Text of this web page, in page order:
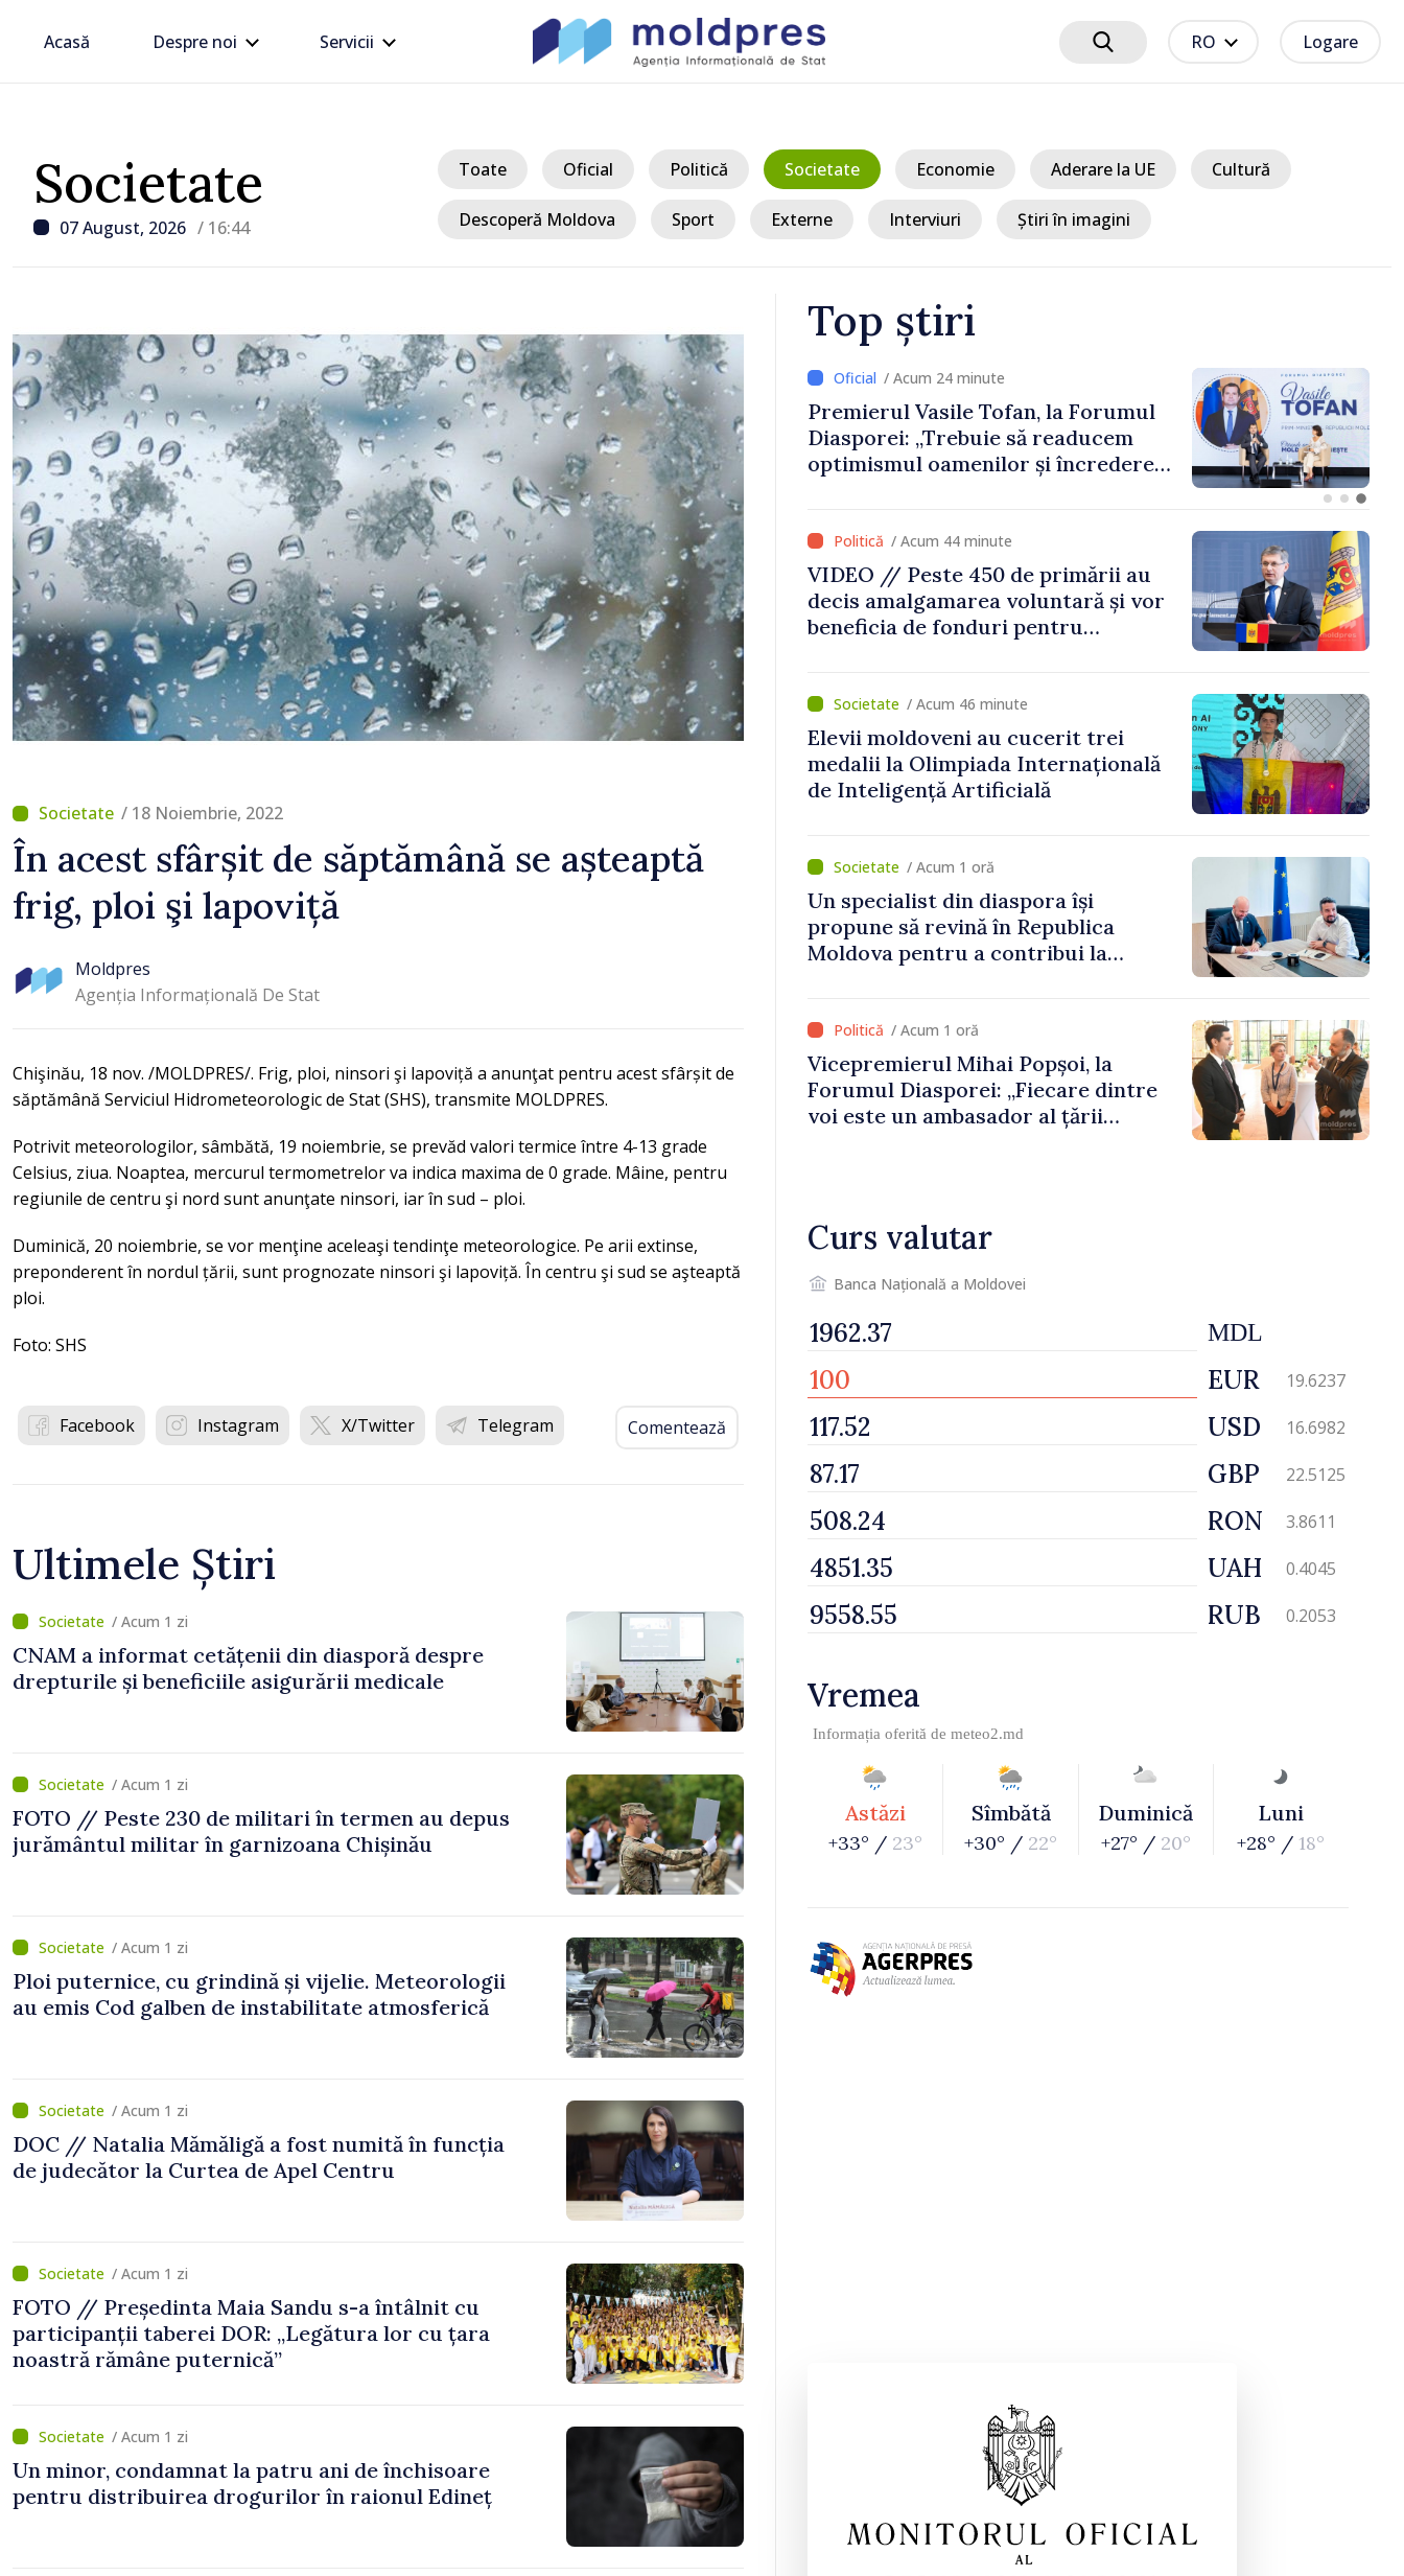
Acasă Despre noi Servicii RO Logare
Societate
07 August, 2026 / 16:44
Toate Oficial Politică Societate Economie Aderare la UE Cultură
Descoperă Moldova Sport Externe Interviuri Știri în imagini
/ 18 Noiembrie, 2022
În acest sfârșit de săptămână se așteaptă
frig, ploi şi lapoviță
Moldpres
Agenția Informațională De Stat
Chişinău, 18 nov. /MOLDPRES/. Frig, ploi, ninsori şi lapoviță a anunţat pentru acest sfârșit de
săptămână Serviciul Hidrometeorologic de Stat (SHS), transmite MOLDPRES.
Potrivit meteorologilor, sâmbătă, 19 noiembrie, se prevăd valori termice între 4-13 grade
Celsius, ziua. Noaptea, mercurul termometrelor va indica maxima de 0 grade. Mâine, pentru
regiunile de centru şi nord sunt anunţate ninsori, iar în sud – ploi.
Duminică, 20 noiembrie, se vor menţine aceleaşi tendinţe meteorologice. Pe arii extinse,
preponderent în nordul țării, sunt prognozate ninsori şi lapoviță. În centru şi sud se aşteaptă
ploi.
Foto: SHS
Facebook Instagram X/Twitter Telegram Comentează
Ultimele Știri
/ Acum 1 zi
CNAM a informat cetățenii din diasporă despre
drepturile și beneficiile asigurării medicale
/ Acum 1 zi
FOTO // Peste 230 de militari în termen au depus
jurământul militar în garnizoana Chișinău
/ Acum 1 zi
Ploi puternice, cu grindină și vijelie. Meteorologii
au emis Cod galben de instabilitate atmosferică
/ Acum 1 zi
DOC // Natalia Mămăligă a fost numită în funcția
de judecător la Curtea de Apel Centru
/ Acum 1 zi
FOTO // Președinta Maia Sandu s-a întâlnit cu
participanții taberei DOR: „Legătura lor cu țara
noastră rămâne puternică”
/ Acum 1 zi
Un minor, condamnat la patru ani de închisoare
pentru distribuirea drogurilor în raionul Edineț
Top știri
/ Acum 24 minute
Premierul Vasile Tofan, la Forumul
Diasporei: „Trebuie să readucem
optimismul oamenilor și încrederea
că Republica Moldova merge în
direcția corectă”
/ Acum 13 minute
CNAS a finanțat plata
indemnizațiilor pentru familiile cu
copii și a celor pentru incapacitate
/ Acum 44 minute
VIDEO // Peste 450 de primării au
decis amalgamarea voluntară și vor
beneficia de fonduri pentru
dăm o șansă localităților să se
dezvolte”
/ Acum 46 minute
Elevii moldoveni au cucerit trei
medalii la Olimpiada Internațională
de Inteligență Artificială
/ Acum 1 oră
Un specialist din diaspora își
propune să revină în Republica
Moldova pentru a contribui la
/ Acum 1 oră
Vicepremierul Mihai Popșoi, la
Forumul Diasporei: „Fiecare dintre
voi este un ambasador al țării
Curs valutar
Banca Națională a Moldovei
MDL
EUR 19.6237
USD 16.6982
GBP 22.5125
RON 3.8611
UAH 0.4045
RUB 0.2053
Vremea
Informația oferită de meteo2.md
Astăzi
+33° / 23°
Sîmbătă
+30° / 22°
Duminică
+27° / 20°
Luni
+28° / 18°